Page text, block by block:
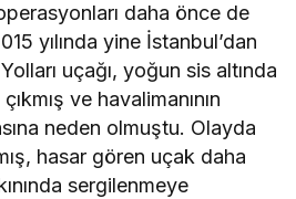
daha önce de
yılında yine İstanbul’dan
uçağı, yoğun sis altında
ve havalimanının
neden olmuştu. Olayda
hasar gören uçak daha
sergilenmeye